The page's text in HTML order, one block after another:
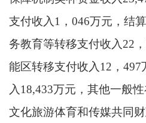
支付收入1，046万元，结
务教育等转移支付收入22
能区转移支付收入12，
入18,433万元，其他一般
文化旅游体育和传媒共同